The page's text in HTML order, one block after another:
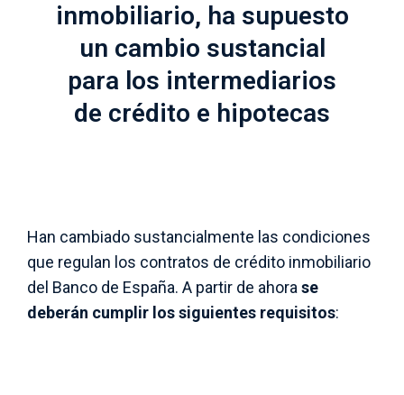
inmobiliario, ha supuesto
un cambio sustancial
para los intermediarios
de crédito e hipotecas
Han cambiado sustancialmente las condiciones
que regulan los contratos de crédito inmobiliario
del Banco de España. A partir de ahorase
deberán cumplir los siguientes requisitos: